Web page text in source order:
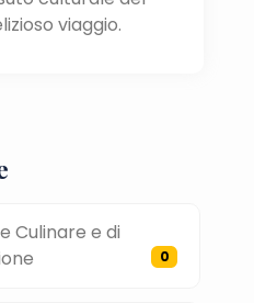
viaggio.
Culinare e di
0